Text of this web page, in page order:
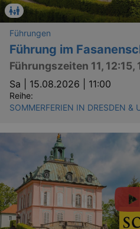
Führungen
Führung im
Führungszeiten 11, 12:15,
Sa | 15.08.2026 | 11:00
Reihe:
SOMMERFERIEN IN DRESDEN &